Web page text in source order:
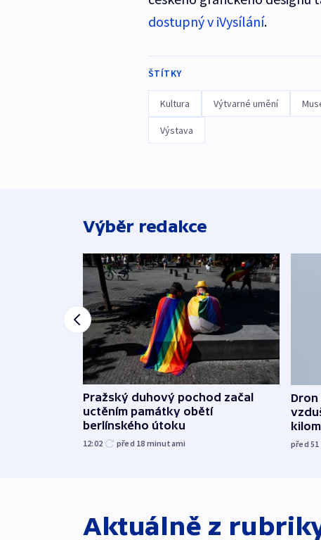
dostupný v iVysílání.
ŠTÍTKY
Kultura Výtvarné umění
Výstava
Výběr redakce
Pražský duhový pochod začal
uctěním památky obětí
berlínského útoku
12:02 před 18 minutami před 51
Aktuálně z